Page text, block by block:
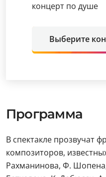
концерт по душе
Выберите
Программа
В спектакле прозвучат
композиторов,
Рахманинова, Ф.